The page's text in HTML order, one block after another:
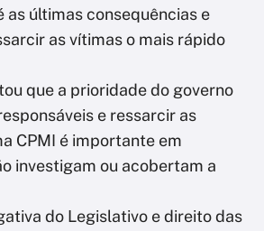
as últimas consequências e
as vítimas o mais rápido
que a prioridade do governo
e ressarcir as
CPMI é importante em
investigam ou acobertam a
do Legislativo e direito das